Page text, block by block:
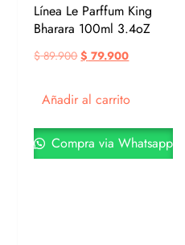
Línea Le Parffum King
Bharara 100ml 3.4oZ
$89.900 $ 79.900
Añadir al carrito
Compra via Whatsapp